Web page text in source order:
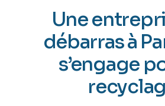
Une
débarras à
s’engage